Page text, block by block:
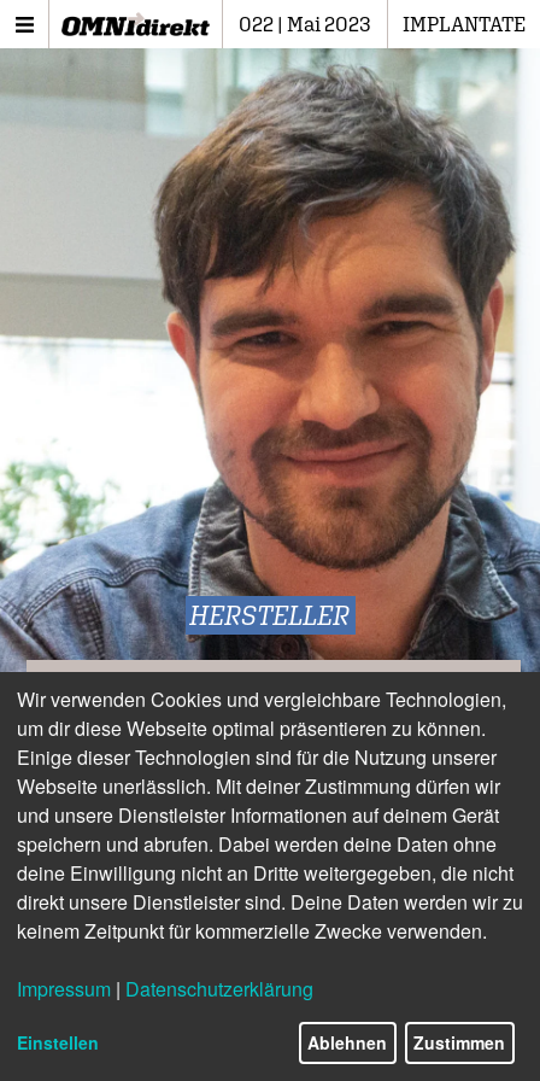
022 | Mai 2023 IMPLANTATE
HERSTELLER
»WIR WAREN FROH, DASS
ÜBERHAUPT EIN
IMPLANTAT MÖGLICH
WAR«
Wir verwenden Cookies und vergleichbare Technologien,
um dir diese Webseite optimal präsentieren zu können.
Einige dieser Technologien sind für die Nutzung unserer
Webseite unerlässlich. Mit deiner Zustimmung dürfen wir
und unsere Dienstleister Informationen auf deinem Gerät
speichern und abrufen. Dabei werden deine Daten ohne
deine Einwilligung nicht an Dritte weitergegeben, die nicht
direkt unsere Dienstleister sind. Deine Daten werden wir zu
keinem Zeitpunkt für kommerzielle Zwecke verwenden.
Impressum | Datenschutzerklärung
Einstellen Ablehnen Zustimmen